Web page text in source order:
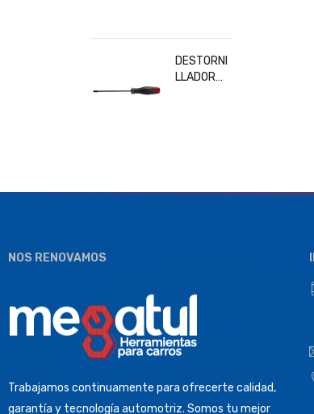
32916
DESTORNI
LLADOR
NOS RENOVAMOS
Trabajamos continuamente para ofrecerte calidad,
garantía y tecnología automotriz. Somos tu mejor